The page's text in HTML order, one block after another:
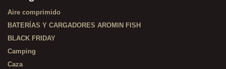
Aire comprimido
BATERÍAS Y CARGADORES AROMIN FISH
BLACK FRIDAY
Camping
Caza